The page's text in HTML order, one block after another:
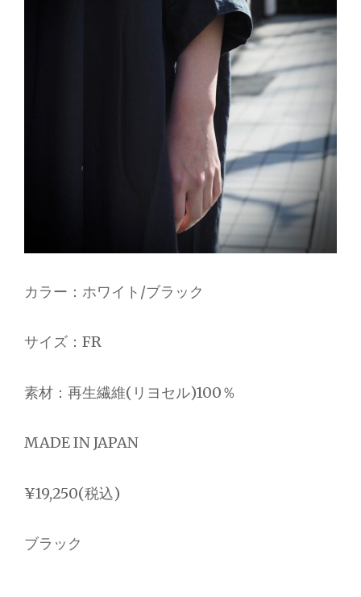
カラー：ホワイト/ブラック
サイズ：FR
素材：再生繊維(リヨセル)100％
MADE IN JAPAN
¥19,250(税込)
ブラック